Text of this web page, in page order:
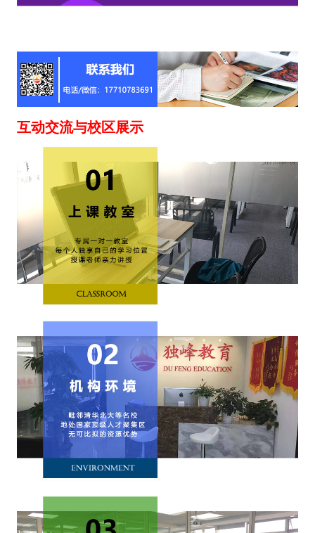
互动交流与校区展示